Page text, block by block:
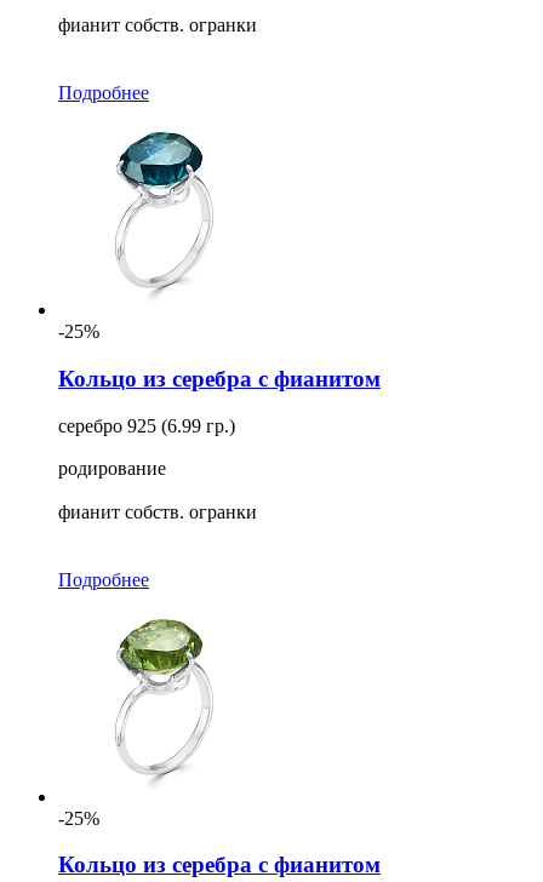
фианит собств. огранки
Подробнее
-25%
Кольцо из серебра с фианитом
серебро 925 (6.99 гр.)
родирование
фианит собств. огранки
Подробнее
-25%
Кольцо из серебра с фианитом